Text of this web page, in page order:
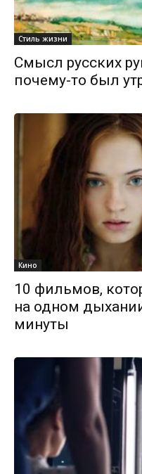
Стиль жизни
Смысл русских
почему-то был
Кино
10 фильмов,
на одном
минуты